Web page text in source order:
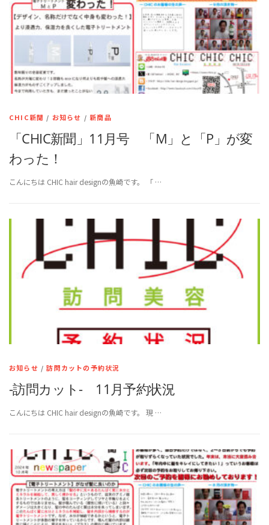
CHIC新聞 / お知らせ / 新商品
「CHIC新聞」11月号 「M」と「P」が変
わった！
こんにちは CHIC hair designの魚崎です。 「 …
お知らせ /訪問カットの予約状況
-訪問カット- 11月予約状況
こんにちは CHIC hair designの魚崎です。 現 …